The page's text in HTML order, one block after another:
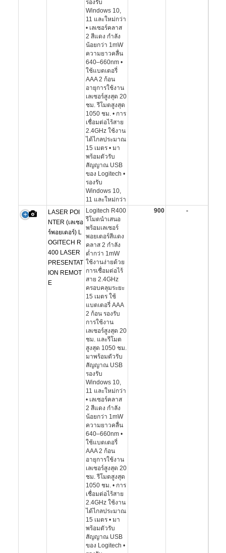
รองรับ
Windows 10,
11 และใหม่กว่า
• เลเซอร์คลาส
2 สีแดง กำลัง
น้อยกว่า 1mW
ความยาวคลื่น
640–660nm •
ใช้แบตเตอรี่
AAA 2 ก้อน
อายุการใช้งาน
เลเซอร์สูงสุด 20
ชม. รีโมตสูงสุด
1050 ชม. • การ
เชื่อมต่อไร้สาย
2.4GHz ใช้งาน
ได้ไกลประมาณ
15 เมตร • มา
พร้อมตัวรับ
สัญญาณ USB
ของ Logitech •
รองรับ
Windows 10,
11 และใหม่กว่า
LASER POI
NTER (เลเซอ
ร์พอยเตอร์) L
OGITECH R
400 LASER
PRESENTAT
ION REMOT
E
Logitech R400
รีโมตนำเสนอ
พร้อมเลเซอร์
พอยเตอร์สีแดง
คลาส 2 กำลัง
ต่ำกว่า 1mW
ใช้งานง่ายด้วย
การเชื่อมต่อไร้
สาย 2.4GHz
ครอบคลุมระยะ
15 เมตร ใช้
แบตเตอรี่ AAA
2 ก้อน รองรับ
การใช้งาน
เลเซอร์สูงสุด 20
ชม. และรีโมต
สูงสุด 1050 ชม.
มาพร้อมตัวรับ
สัญญาณ USB
รองรับ
Windows 10,
11 และใหม่กว่า
• เลเซอร์คลาส
2 สีแดง กำลัง
น้อยกว่า 1mW
ความยาวคลื่น
640–660nm •
ใช้แบตเตอรี่
AAA 2 ก้อน
อายุการใช้งาน
เลเซอร์สูงสุด 20
ชม. รีโมตสูงสุด
1050 ชม. • การ
เชื่อมต่อไร้สาย
2.4GHz ใช้งาน
ได้ไกลประมาณ
15 เมตร • มา
พร้อมตัวรับ
สัญญาณ USB
ของ Logitech •
900 -